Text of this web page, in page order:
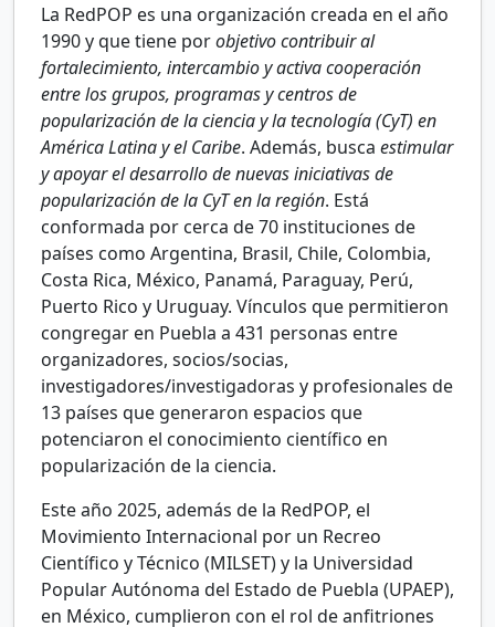
La RedPOP es una organización creada en el año
1990 y que tiene porobjetivo contribuir al
fortalecimiento, intercambio y activa cooperación
entre los grupos, programas y centros de
popularización de la ciencia y la tecnología (CyT) en
América Latina y el Caribe. Además, busca estimular
y apoyar el desarrollo de nuevas iniciativas de
popularización de la CyT en la región. Está
conformada por cerca de 70 instituciones de
países como Argentina, Brasil, Chile, Colombia,
Costa Rica, México, Panamá, Paraguay, Perú,
Puerto Rico y Uruguay. Vínculos que permitieron
congregar en Puebla a 431 personas entre
organizadores, socios/socias,
investigadores/investigadoras y profesionales de
13 países que generaron espacios que
potenciaron el conocimiento científico en
popularización de la ciencia.
Este año 2025, además de la RedPOP, el
Movimiento Internacional por un Recreo
Científico y Técnico (MILSET) y la Universidad
Popular Autónoma del Estado de Puebla (UPAEP),
en México, cumplieron con el rol de anfitriones